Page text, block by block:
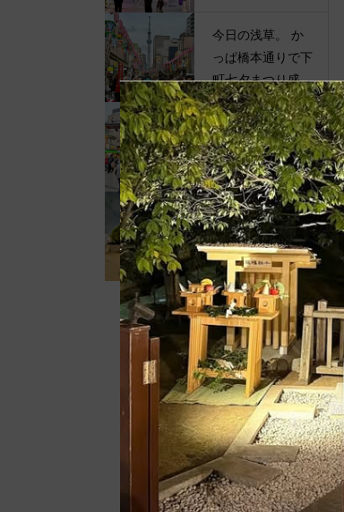
今日の浅草。 か
っぱ橋本通りで下
町七夕まつり盛...
今日の浅草。 ダ
ブル台風が通り過
ぎて夕方には傘...
今日の浅草。 伝
法院通りの路上店
舗が撤去されて...